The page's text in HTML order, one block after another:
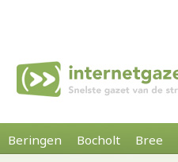
Beringen Bocholt Bree